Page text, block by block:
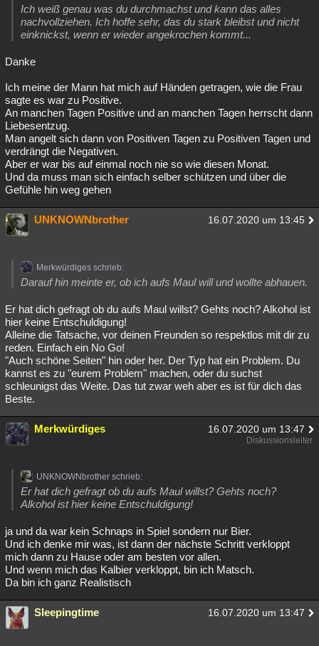
Ich weiß genau was du durchmachst und kann das alles
nachvollziehen. Ich hoffe sehr, das du stark bleibst und nicht
einknickst, wenn er wieder angekrochen kommt...
Danke
Ich meine der Mann hat mich auf Händen getragen, wie die Frau
sagte es war zu Positive.
An manchen Tagen Positive und an manchen Tagen herrscht dann
Liebesentzug.
Man angelt sich dann von Positiven Tagen zu Positiven Tagen und
verdrängt die Negativen.
Aber er war bis auf einmal noch nie so wie diesen Monat.
Und da muss man sich einfach selber schützen und über die
Gefühle hin weg gehen
UNKNOWNbrother 16.07.2020 um 13:45
Merkwürdiges schrieb:
Darauf hin meinte er, ob ich aufs Maul will und wollte abhauen.
Er hat dich gefragt ob du aufs Maul willst? Gehts noch? Alkohol ist
hier keine Entschuldigung!
Alleine die Tatsache, vor deinen Freunden so respektlos mit dir zu
reden. Einfach ein No Go!
"Auch schöne Seiten" hin oder her. Der Typ hat ein Problem. Du
kannst es zu "eurem Problem" machen, oder du suchst
schleunigst das Weite. Das tut zwar weh aber es ist für dich das
Beste.
Merkwürdiges 16.07.2020 um 13:47
Diskussionsleiter
UNKNOWNbrother schrieb:
Er hat dich gefragt ob du aufs Maul willst? Gehts noch?
Alkohol ist hier keine Entschuldigung!
ja und da war kein Schnaps in Spiel sondern nur Bier.
Und ich denke mir was, ist dann der nächste Schritt verkloppt
mich dann zu Hause oder am besten vor allen.
Und wenn mich das Kalbier verkloppt, bin ich Matsch.
Da bin ich ganz Realistisch
Sleepingtime 16.07.2020 um 13:47